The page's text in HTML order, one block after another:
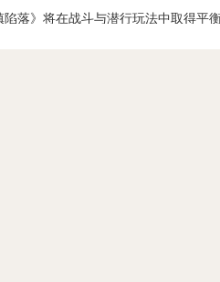
陷落》将在战斗与潜行玩法中取得平